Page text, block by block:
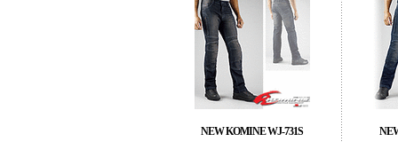
NEW KOMINE WJ-731S